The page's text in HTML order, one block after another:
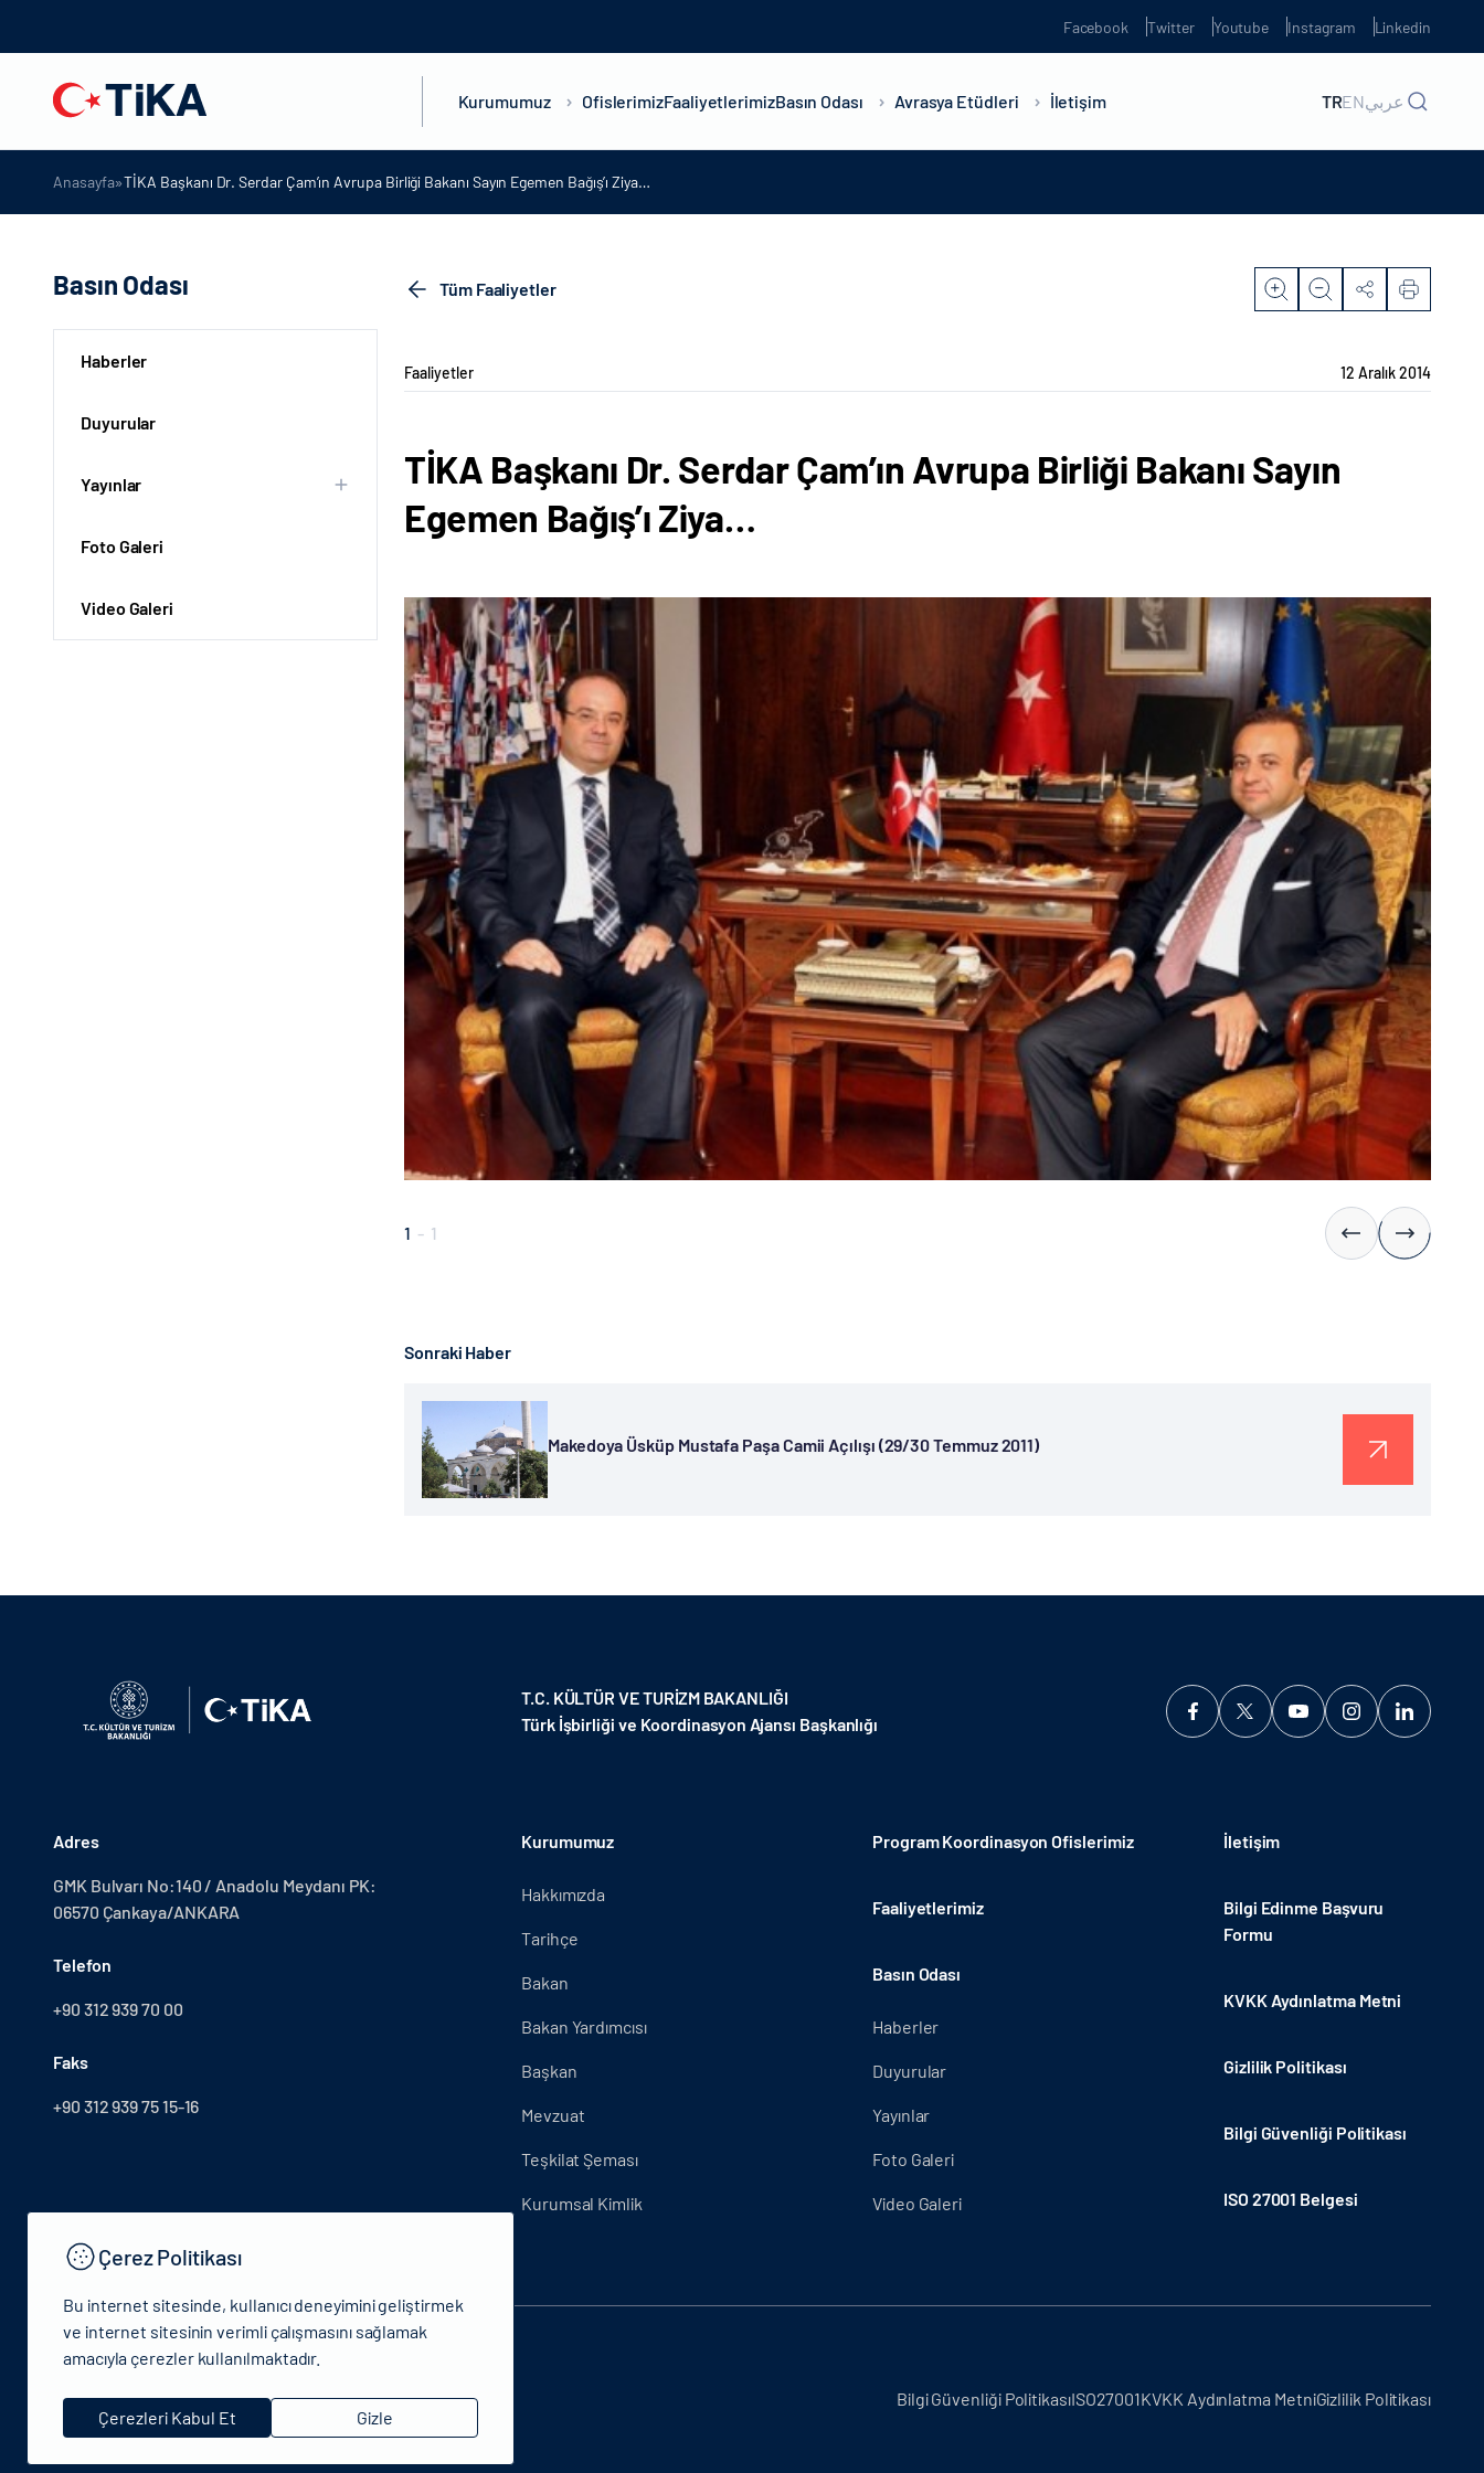
Facebook Twitter Youtube Instagram Linkedin
Kurumumuz OfislerimizFaaliyetlerimizBasın Odası Avrasya Etüdleri İletişim TRENعربي
Anasayfa»TİKA Başkanı Dr. Serdar Çam’ın Avrupa Birliği Bakanı Sayın Egemen Bağış’ı Ziya…
Basın Odası
Haberler
Duyurular
Yayınlar
Foto Galeri
Video Galeri
Tüm Faaliyetler
Faaliyetler 12 Aralık 2014
TİKA Başkanı Dr. Serdar Çam’ın Avrupa Birliği Bakanı Sayın
Egemen Bağış’ı Ziya…
1 - 1
Sonraki Haber
Makedoya Üsküp Mustafa Paşa Camii Açılışı (29/30 Temmuz 2011)
T.C. KÜLTÜR VE TURİZM BAKANLIĞI
Türk İşbirliği ve Koordinasyon Ajansı Başkanlığı
Adres
GMK Bulvarı No:140 / Anadolu Meydanı PK:
06570 Çankaya/ANKARA
Telefon
+90 312 939 70 00
Faks
+90 312 939 75 15-16
Kurumumuz
Hakkımızda
Tarihçe
Bakan
Bakan Yardımcısı
Başkan
Mevzuat
Teşkilat Şeması
Kurumsal Kimlik
Program Koordinasyon Ofislerimiz
Faaliyetlerimiz
Basın Odası
Haberler
Duyurular
Yayınlar
Foto Galeri
Video Galeri
İletişim
Bilgi Edinme Başvuru
Formu
KVKK Aydınlatma Metni
Gizlilik Politikası
Bilgi Güvenliği Politikası
ISO 27001 Belgesi
© 2024 T.C.Kültür ve Turizm Bakanlığı - Tüm hakları saklıdır. Bilgi Güvenliği PolitikasıISO27001KVKK Aydınlatma MetniGizlilik Politikası
Çerez Politikası
Bu internet sitesinde, kullanıcı deneyimini geliştirmek
ve internet sitesinin verimli çalışmasını sağlamak
amacıyla çerezler kullanılmaktadır.
Çerezleri Kabul Et Gizle